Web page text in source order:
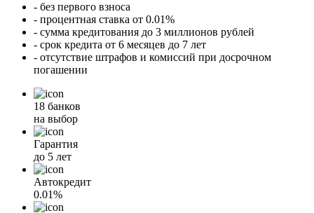
- без первого взноса
- процентная ставка от 0.01%
- сумма кредитования до 3 миллионов рублей
- срок кредита от 6 месяцев до 7 лет
- отсутствие штрафов и комиссий при досрочном
погашении
18 банков
на выбор
Гарантия
до 5 лет
Автокредит
0.01%